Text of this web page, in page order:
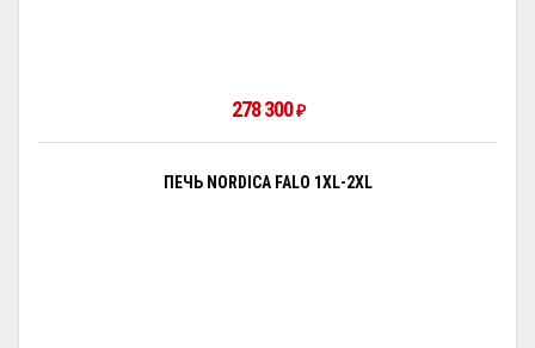
278 300 ₽
ПЕЧЬ NORDICA FALO 1XL-2XL